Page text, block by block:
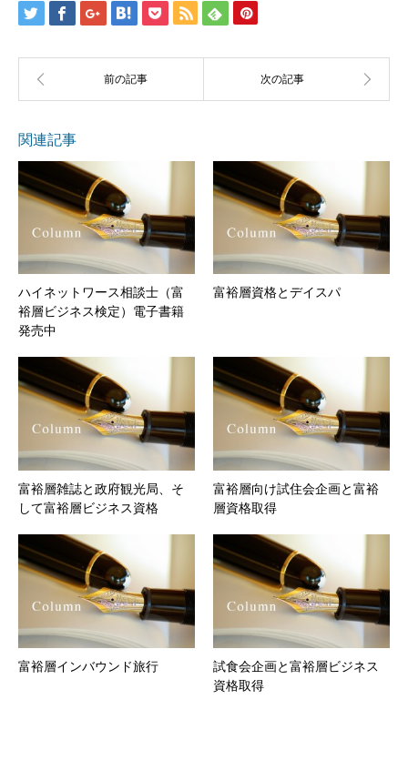
関連記事
ハイネットワース相談士（富
裕層ビジネス検定）電子書籍
発売中
富裕層資格とデイスパ
富裕層雑誌と政府観光局、そ
して富裕層ビジネス資格
富裕層向け試住会企画と富裕
層資格取得
富裕層インバウンド旅行
試食会企画と富裕層ビジネス
資格取得